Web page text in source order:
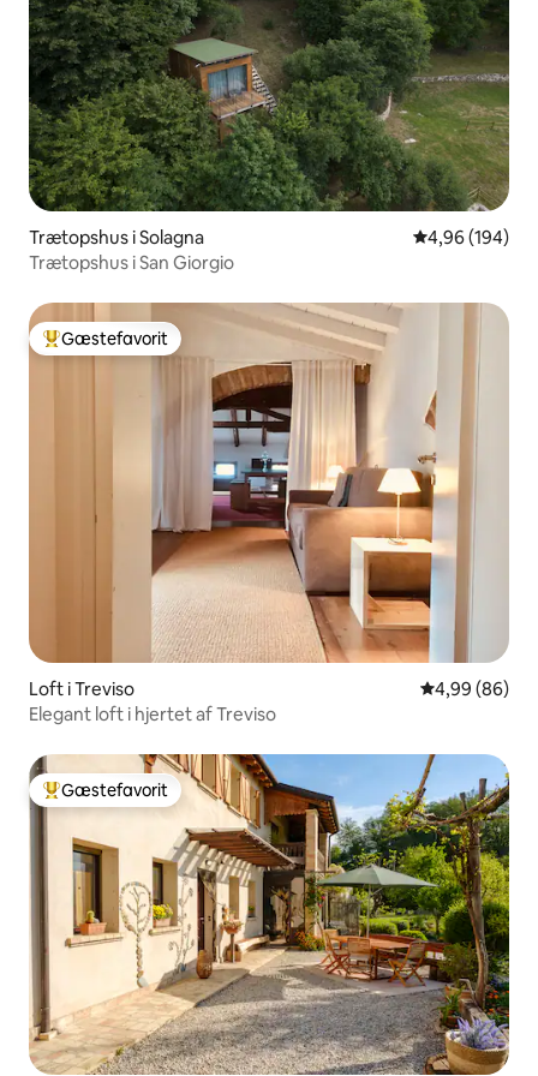
Trætopshus i Solagna 4,96 ud af 5 i
4,96 (194)
Trætopshus i San Giorgio
Bedste gæstefavorit
Gæstefavorit
Loft i Treviso 4,99 ud af 5 i
4,99 (86)
Elegant loft i hjertet af Treviso
Bedste gæstefavorit
Gæstefavorit